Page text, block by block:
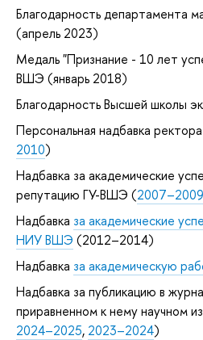
Благодарность департамента
(апрель 2023)
Медаль "Признание - 10 лет
ВШЭ (январь 2018)
Благодарность Высшей школы
Персональная надбавка
2010)
Надбавка за академические
репутацию ГУ-ВШЭ (2007–2009
Надбавка за академические
НИУ ВШЭ (2012–2014)
Надбавка за академическую
Надбавка за публикацию в
приравненном к нему научном
2024–2025, 2023–2024)